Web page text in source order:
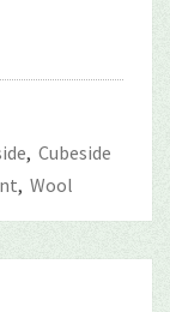
, Cubeside
, Wool